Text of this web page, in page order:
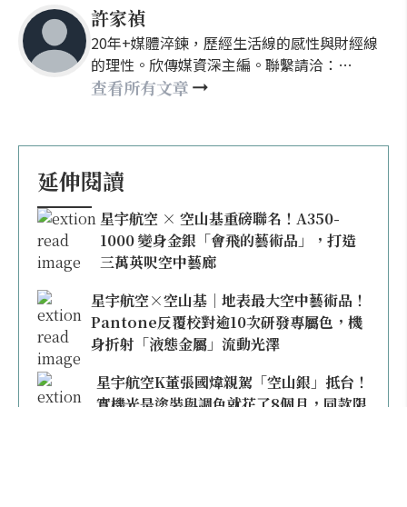
許家禎
20年+媒體淬鍊，歷經生活線的感性與財經線
的理性。欣傳媒資深主編。聯繫請洽：
nellyhsu@xinmedia.com
查看所有文章
延伸閱讀
星宇航空 × 空山基重磅聯名！A350-
1000 變身金銀「會飛的藝術品」，打造
三萬英呎空中藝廊
星宇航空×空山基｜地表最大空中藝術品！
Pantone反覆校對逾10次研發專屬色，機
身折射「液態金屬」流動光澤
星宇航空K董張國煒親駕「空山銀」抵台！
實機光是塗裝與調色就花了8個月，同款限